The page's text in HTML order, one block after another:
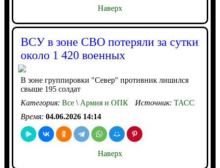
Наверх
ВСУ в зоне СВО потеряли за сутки
около 1 420 военных
В зоне группировки "Север" противник лишился
свыше 195 солдат
Категория: Все\Армия и ОПК Источник: ТАСС
Время: 04.06.2026 14:14
Наверх